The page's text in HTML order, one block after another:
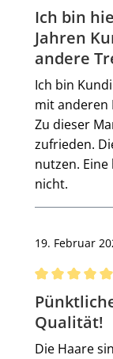
Bewertung
Ich bin
Jahren
andere
Ich bin
mit anderen
Zu dieser
zufrieden.
nutzen.
nicht.
19. Februar
Bewertung
Qualität!
Die Haare